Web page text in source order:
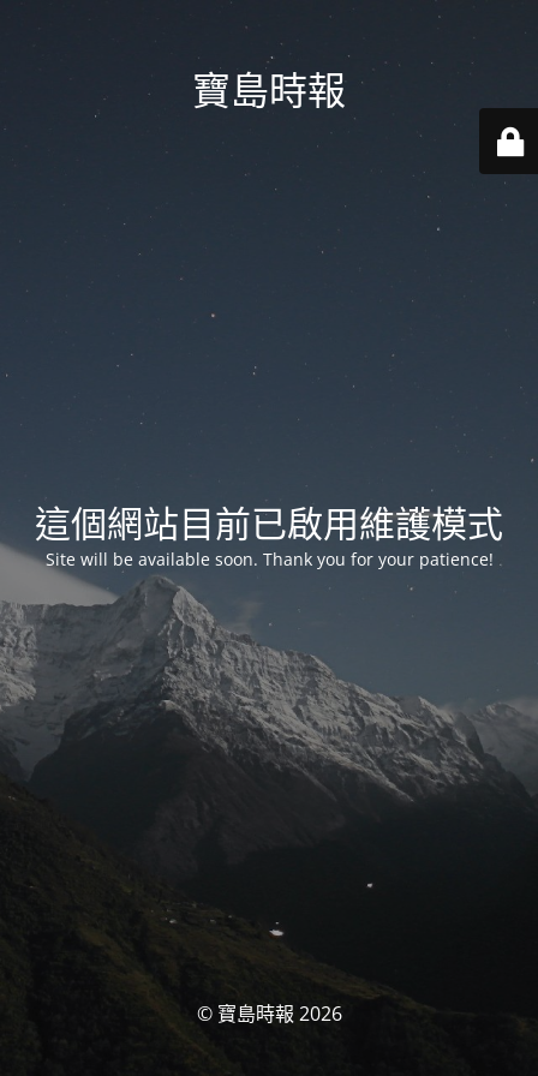
寶島時報
這個網站目前已啟用維護模式
Site will be available soon. Thank you for your patience!
© 寶島時報 2026